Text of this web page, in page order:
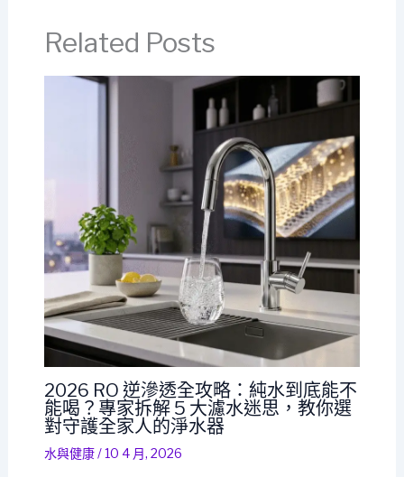
Related Posts
2026 RO 逆滲透全攻略：純水到底能不
能喝？專家拆解 5 大濾水迷思，教你選
對守護全家人的淨水器
水與健康/10 4 月, 2026